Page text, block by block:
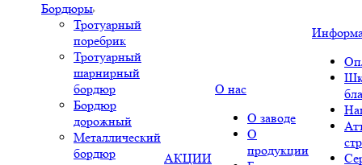
Бордюры
Тротуарный
поребрик
Тротуарный
шарнирный
бордюр
Бордюр
дорожный
Металлический
бордюр
АКЦИИ
О нас
О заводе
О
продукции